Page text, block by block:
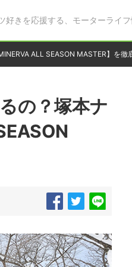
きを応援する、モーターライフ
ALL SEASON MASTER】を徹
の？塚本ナ